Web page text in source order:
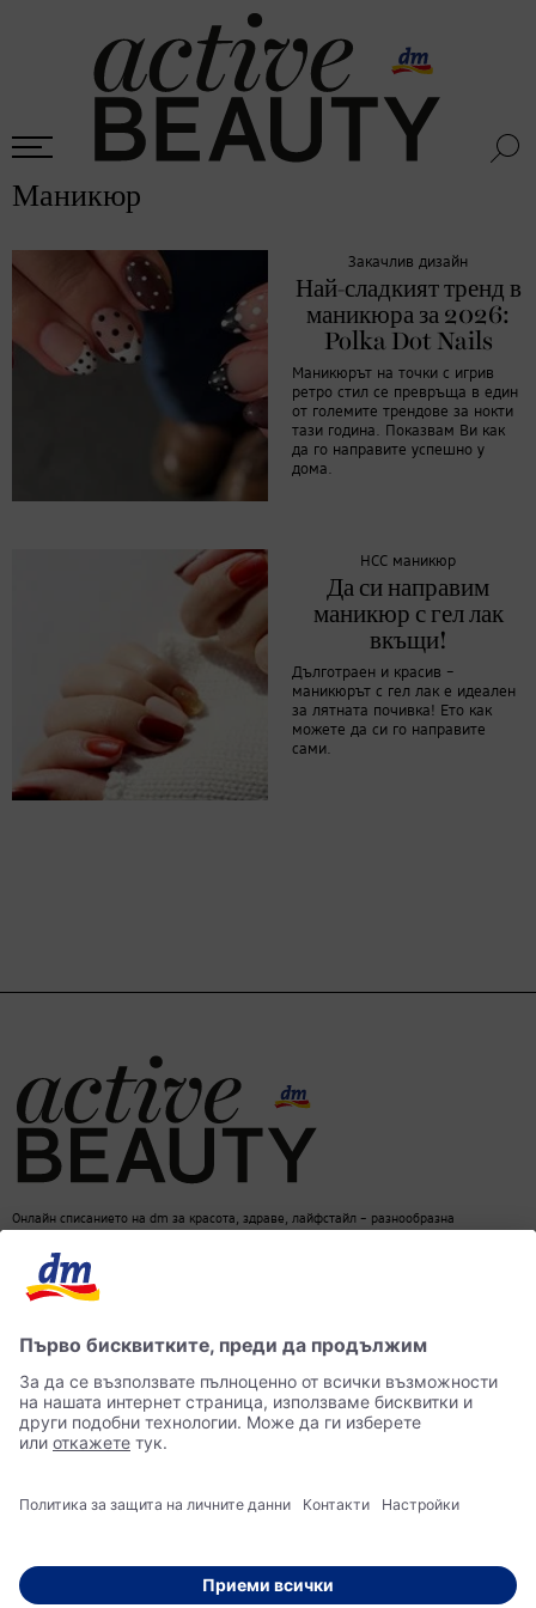
Маникюр
Закачлив дизайн
Най-сладкият тренд в
маникюра за 2026:
Polka Dot Nails
Маникюрът на точки с игрив
ретро стил се превръща в един
от големите трендове за нокти
тази година. Показвам Ви как
да го направите успешно у
дома.
НСС маникюр
Да си направим
маникюр с гел лак
вкъщи!
Дълготраен и красив –
маникюрът с гел лак е идеален
за лятната почивка! Ето как
можете да си го направите
сами.
Онлайн списанието на dm за красота, здраве, лайфстайл – разнообразна
dm онлайн магазин Контакти Лични данни
достъпност
© 2026 dm България ЕООД Моят магазин за козметика, парфюмерия, бебешки
продукти, здравословно хранене, стоки за дома, храна за домашни любимци и много